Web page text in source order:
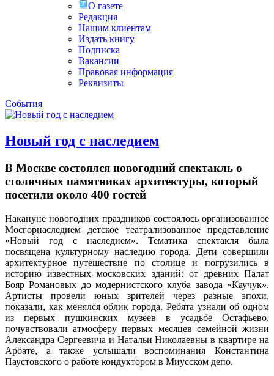
О газете
Редакция
Нашим клиентам
Издать книгу
Подписка
Вакансии
Правовая информация
Реквизиты
События
Новый год с наследием
В Москве состоялся новогодний спектакль о
столичных памятниках архитектуры, который
посетили около 400 гостей
Накануне новогодних праздников состоялось организованное
Мосгорнаследием детское театрализованное представление
«Новый год с наследием».
Тематика спектакля была
посвящена культурному наследию города. Дети совершили
архитектурное путешествие по столице и погрузились в
историю известных московских зданий: от древних Палат
Бояр Романовых до модернистского клуба завода «Каучук».
Артисты провели юных зрителей через разные эпохи,
показали, как менялся облик города. Ребята узнали об одном
из первых пушкинских музеев в усадьбе Остафьево,
почувствовали атмосферу первых месяцев семейной жизни
Александра Сергеевича и Натальи Николаевны в квартире на
Арбате, а также услышали воспоминания Константина
Паустовского о работе кондуктором в Миусском депо.